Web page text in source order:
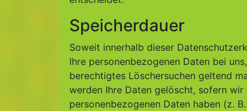
Speicherdauer
Soweit innerhalb dieser
Ihre personenbezogenen Daten bei
berechtigtes Löschersuchen geltend
werden Ihre Daten gelöscht, sofern
personenbezogenen Daten haben (z.